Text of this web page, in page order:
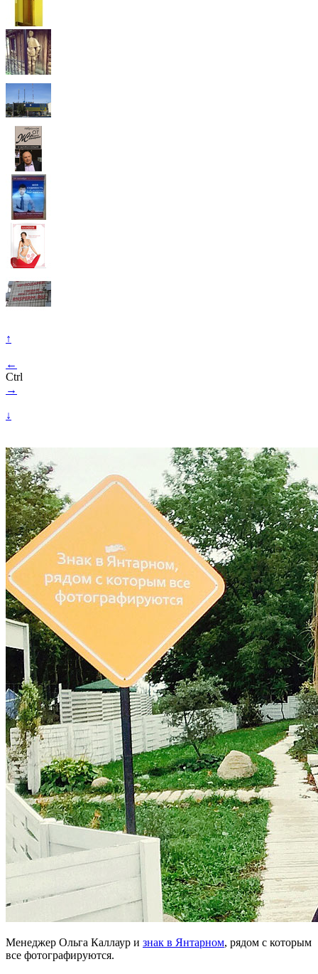
↑
←
Ctrl
→
↓
Менеджер Ольга Каллаур и знак в Янтарном, рядом с которым
все фотографируются.